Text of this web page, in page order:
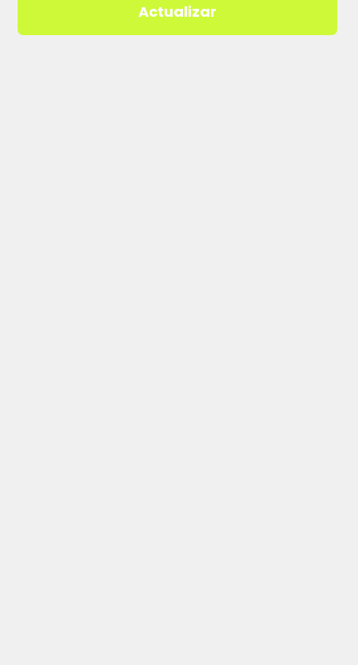
Actualizar